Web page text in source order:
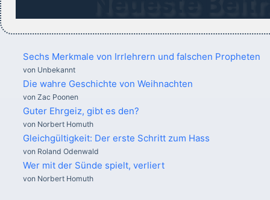
Sechs Merkmale von Irrlehrern und falschen Propheten
von Unbekannt
Die wahre Geschichte von Weihnachten
von Zac Poonen
Guter Ehrgeiz, gibt es den?
von Norbert Homuth
Gleichgültigkeit: Der erste Schritt zum Hass
von Roland Odenwald
Wer mit der Sünde spielt, verliert
von Norbert Homuth